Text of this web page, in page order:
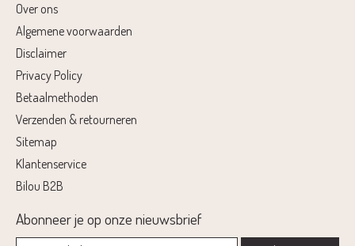
Over ons
Algemene voorwaarden
Disclaimer
Privacy Policy
Betaalmethoden
Verzenden & retourneren
Sitemap
Klantenservice
Bilou B2B
Abonneer je op onze nieuwsbrief